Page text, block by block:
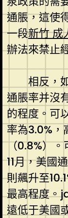
通脹，這使
一段新竹 成
辦法來禁止
相反，
通脹率并沒
的程度。可
率為3.0%，
（0.8%）。
11月，美國
則飆升至
最高程度。
遠低于美國